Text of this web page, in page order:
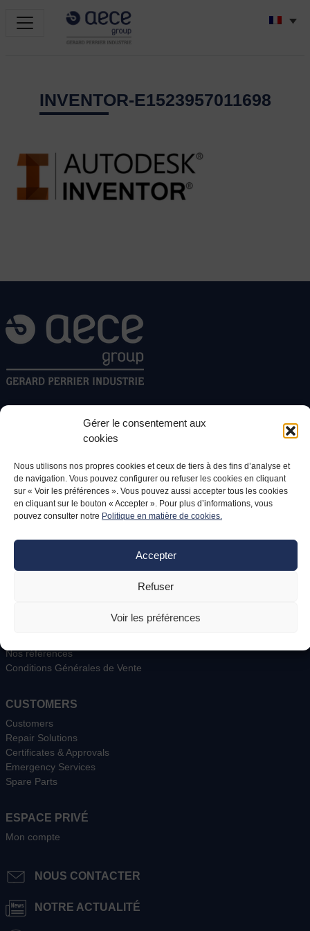
Gérer le consentement aux
cookies
Nous utilisons nos propres cookies et ceux de tiers à des fins d’analyse et
de navigation. Vous pouvez configurer ou refuser les cookies en cliquant
sur « Voir les préférences ». Vous pouvez aussi accepter tous les cookies
en cliquant sur le bouton « Accepter ». Pour plus d’informations, vous
pouvez consulter notre Politique en matière de cookies.
Accepter
Refuser
Voir les préférences
INVENTOR-E1523957011698
64811 Serres-Castet, France
Appelez-nous
PLAN DU SITE
Présentation
Nos références
Conditions Générales de Vente
CUSTOMERS
Customers
Repair Solutions
Certificates & Approvals
Emergency Services
Spare Parts
ESPACE PRIVÉ
Mon compte
NOUS CONTACTER
NOTRE ACTUALITÉ